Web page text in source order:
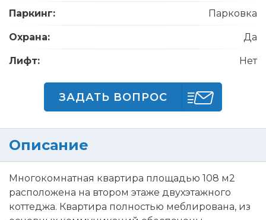
Паркинг: Парковка
Охрана: Да
Лифт: Нет
ЗАДАТЬ ВОПРОС
Описание
Многокомнатная квартира площадью 108 м2
расположена на втором этаже двухэтажного
коттеджа. Квартира полностью меблирована, из